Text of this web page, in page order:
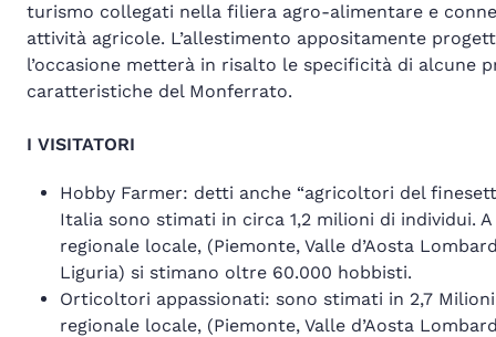
turismo collegati nella filiera agro-alimentare e
attività agricole. L’allestimento appositamente
l’occasione metterà in risalto le specificità di alcune
caratteristiche del Monferrato.
I VISITATORI
Hobby Farmer: detti anche “agricoltori del
Italia sono stimati in circa 1,2 milioni di individui.
regionale locale, (Piemonte, Valle d’Aosta
Liguria) si stimano oltre 60.000 hobbisti.
Orticoltori appassionati: sono stimati in 2,7
regionale locale, (Piemonte, Valle d’Aosta